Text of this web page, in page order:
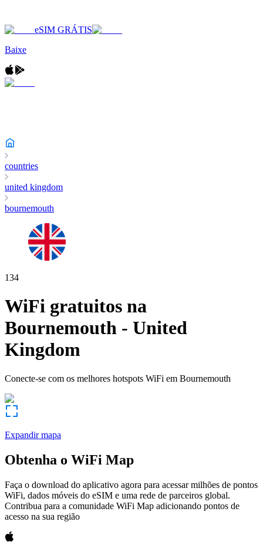
eSIM GRÁTIS
Baixe
countries
united kingdom
bournemouth
134
WiFi gratuitos na
Bournemouth - United
Kingdom
Conecte-se com os melhores hotspots WiFi em Bournemouth
Expandir mapa
Obtenha o WiFi Map
Faça o download do aplicativo agora para acessar milhões de pontos
WiFi, dados móveis do eSIM e uma rede de parceiros global.
Contribua para a comunidade WiFi Map adicionando pontos de
acesso na sua região